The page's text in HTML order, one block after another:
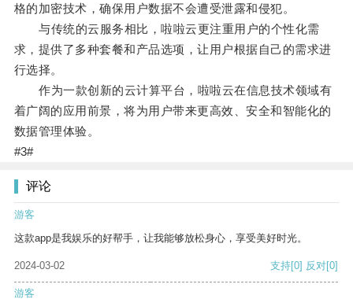
格的加密技术，确保用户数据不会遭受泄露和侵犯。
与传统的云服务相比，啦啦云更注重用户的个性化需
求，提供了多种套餐和产品选项，让用户根据自己的需求进
行选择。
作为一款创新的云计算平台，啦啦云在信息技术领域有
着广阔的应用前景，将为用户带来更高效、安全和智能化的
数据管理体验。
#3#
评论
游客
这款app是我娱乐的好帮手，让我能够放松身心，享受美好时光。
2024-03-02 支持[0] 反对[0]
游客